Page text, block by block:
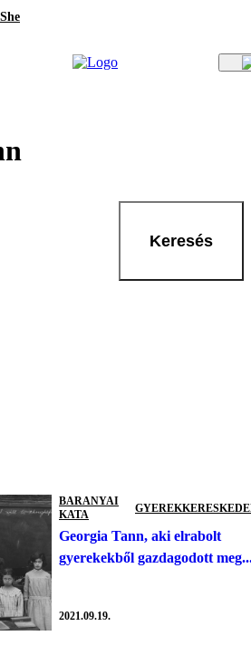
She
Keresés
BARANYAI
KATA
Georgia Tann, aki elrabolt
gyerekekből gazdagodott
2021.09.19.